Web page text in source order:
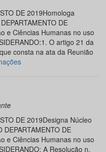
DE 2019Homologa
DE
e Ciências Humanas no uso
O artigo 21 da
consta na ata da Reunião
DE 2019Designa Núcleo
DE
e Ciências Humanas no uso
A Resolução n.